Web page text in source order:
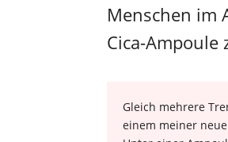
Menschen im
Cica-Ampoule
Gleich mehrere
einem meiner